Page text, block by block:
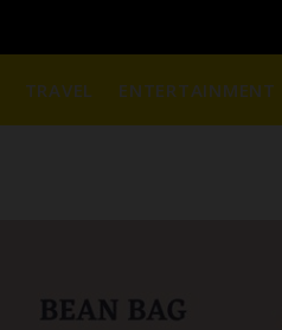
TRAVEL ENTERTAINMENT